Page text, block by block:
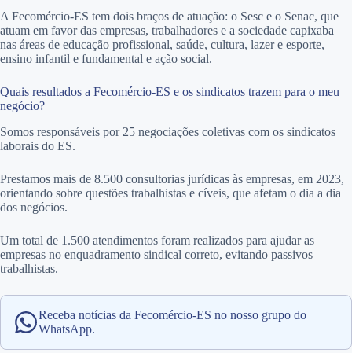
A Fecomércio-ES tem dois braços de atuação: o Sesc e o Senac, que
atuam em favor das empresas, trabalhadores e a sociedade capixaba
nas áreas de educação profissional, saúde, cultura, lazer e esporte,
ensino infantil e fundamental e ação social.
Quais resultados a Fecomércio-ES e os sindicatos trazem para o meu
negócio?
Somos responsáveis por 25 negociações coletivas com os sindicatos
laborais do ES.
Prestamos mais de 8.500 consultorias jurídicas às empresas, em 2023,
orientando sobre questões trabalhistas e cíveis, que afetam o dia a dia
dos negócios.
Um total de 1.500 atendimentos foram realizados para ajudar as
empresas no enquadramento sindical correto, evitando passivos
trabalhistas.
Receba notícias da Fecomércio-ES no nosso grupo do
WhatsApp.